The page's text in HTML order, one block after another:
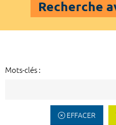
Recherche
Mots-clés :
EFFACER